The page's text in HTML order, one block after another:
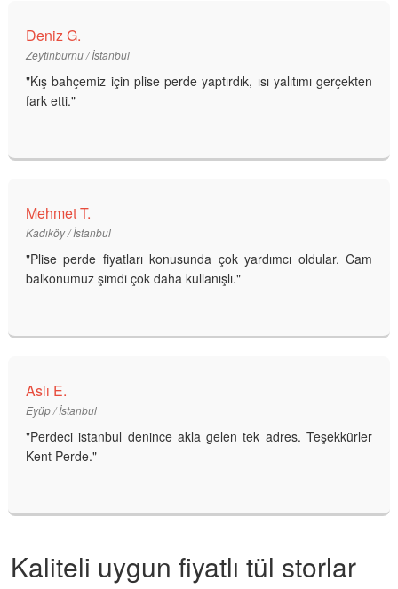
Deniz G.
Zeytinburnu / İstanbul
"Kış bahçemiz için plise perde yaptırdık, ısı yalıtımı gerçekten
fark etti."
Mehmet T.
Kadıköy / İstanbul
"Plise perde fiyatları konusunda çok yardımcı oldular. Cam
balkonumuz şimdi çok daha kullanışlı."
Aslı E.
Eyüp / İstanbul
"Perdeci istanbul denince akla gelen tek adres. Teşekkürler
Kent Perde."
Kaliteli uygun fiyatlı tül storlar